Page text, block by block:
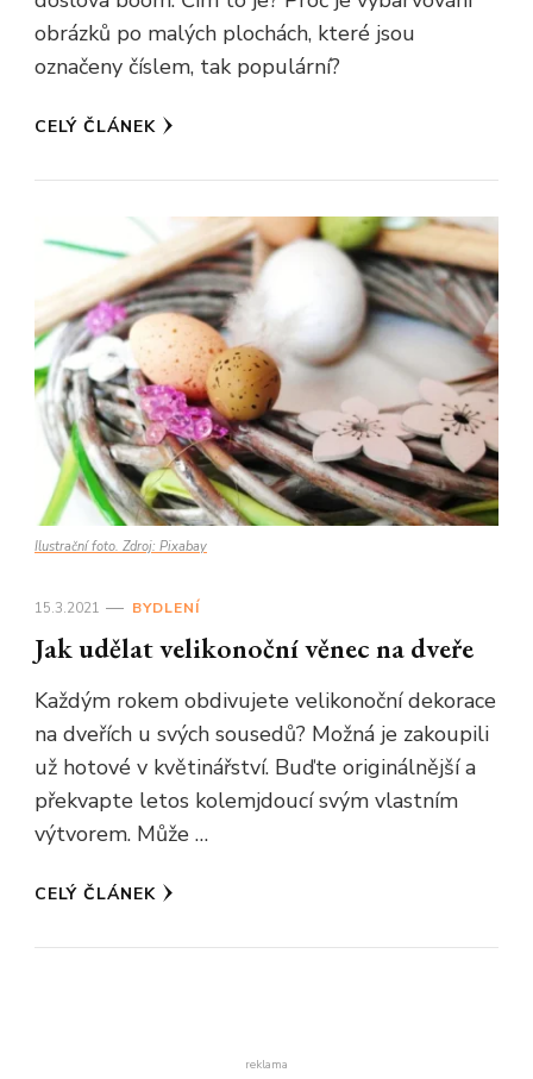
obrázků po malých plochách, které jsou
označeny číslem, tak populární?
CELÝ ČLÁNEK
Ilustrační foto. Zdroj: Pixabay
15.3.2021 BYDLENÍ
Jak udělat velikonoční věnec na dveře
Každým rokem obdivujete velikonoční dekorace
na dveřích u svých sousedů? Možná je zakoupili
už hotové v květinářství. Buďte originálnější a
překvapte letos kolemjdoucí svým vlastním
výtvorem. Může …
CELÝ ČLÁNEK
reklama